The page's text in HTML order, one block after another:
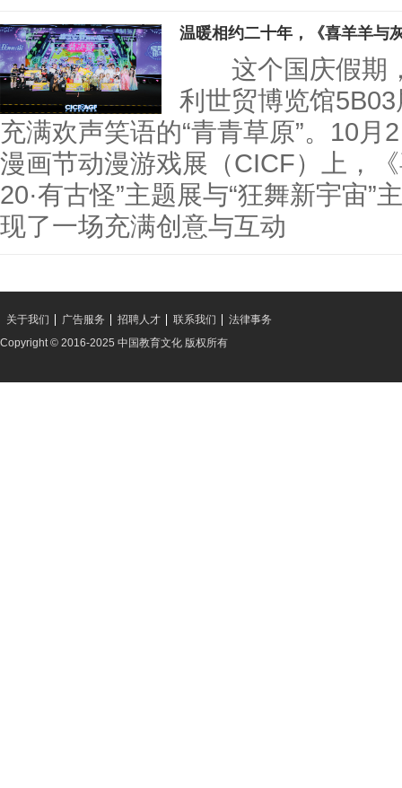
温暖相约二十年，《喜羊羊与
这个国庆假期，
利世贸博览馆
充满欢声笑语的“青青草原”。10
漫画节动漫游戏展（CICF）上，
20·有古怪”主题展与“狂舞新宇宙”
现了一场充满创意与互动
法律事务
联系我们
招聘人才
广告服务
关于我们
Copyright © 2016-2025 中国教育文化 版权所有